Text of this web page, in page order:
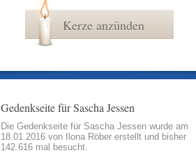
Kerze anzünden
Gedenkseite für Sascha Jessen
Die Gedenkseite für Sascha Jessen wurde am
18.01.2016 von
Ilona Röber erstellt und bisher
142.616 mal besucht.